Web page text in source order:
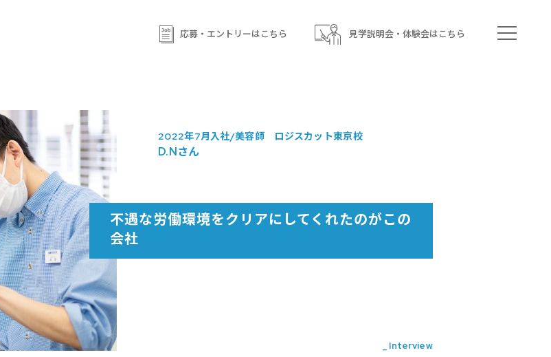
応募・エントリーはこちら 見学説明会・体験会はこちら
2022年7月入社/美容師 ロジスカット東京校
D.Nさん
_ Interview
不遇な労働環境をクリアにしてくれたのがこの
会社